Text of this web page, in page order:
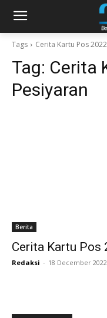
Tags Cerita Kartu Pos
Tag: Cerita
Pesiyaran
Berita
Cerita Kartu Pos
Redaksi - 18 December 2022